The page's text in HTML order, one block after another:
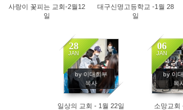
사랑이 꽃피는 교회-2월12
일
대구신명고등학교 -1월 28
일
28
JAN
by 이대희부
목사
3625
일상의 교회 - 1월 22일
06
JAN
by 이
목
소망교회